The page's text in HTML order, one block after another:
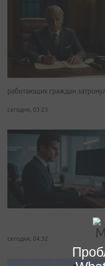
работающих граждан
сегодня, 03:23
сегодня, 04:32